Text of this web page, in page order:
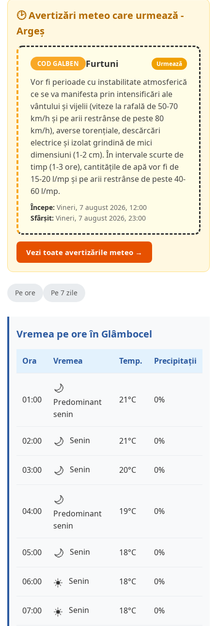
🕑 Avertizări meteo care urmează -
Argeș
COD GALBEN Furtuni Urmează
Vor fi perioade cu instabilitate atmosferică
ce se va manifesta prin intensificări ale
vântului și vijelii (viteze la rafală de 50-70
km/h și pe arii restrânse de peste 80
km/h), averse torențiale, descărcări
electrice și izolat grindină de mici
dimensiuni (1-2 cm). În intervale scurte de
timp (1-3 ore), cantitățile de apă vor fi de
15-20 l/mp și pe arii restrânse de peste 40-
60 l/mp.
Începe: Vineri, 7 august 2026, 12:00
Sfârșit: Vineri, 7 august 2026, 23:00
Vezi toate avertizările meteo →
Pe ore Pe 7 zile
Vremea pe ore în Glâmbocel
Ora Vremea Temp. Precipitații
01:00
🌙
Predominant
senin
21°C 0%
02:00 🌙 Senin 21°C 0%
03:00 🌙 Senin 20°C 0%
04:00
🌙
Predominant
senin
19°C 0%
05:00 🌙 Senin 18°C 0%
06:00 ☀️ Senin 18°C 0%
07:00 ☀️ Senin 18°C 0%